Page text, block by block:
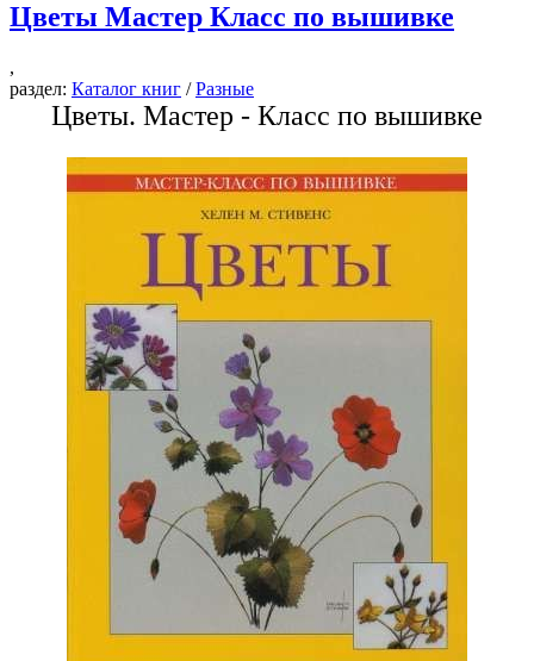
Цветы Мастер Класс по вышивке
,
раздел: Каталог книг /Разные
Цветы. Мастер - Класс по вышивке